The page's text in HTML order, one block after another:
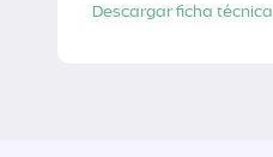
Descargar ficha técnica